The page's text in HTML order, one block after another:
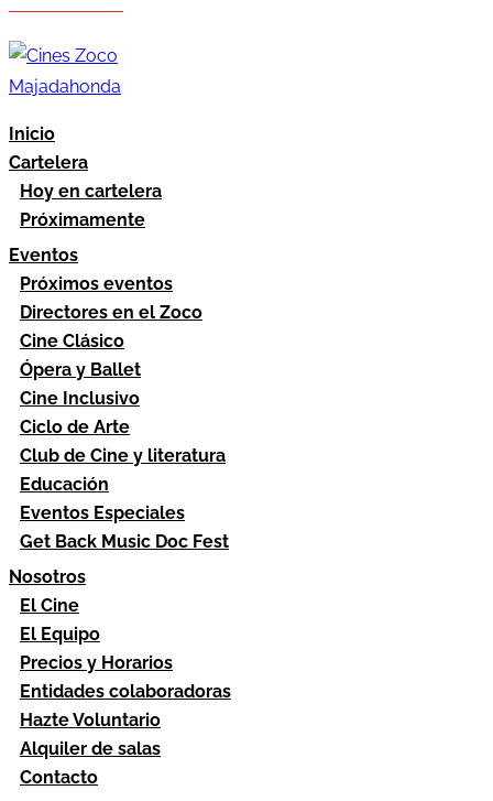
Inicio
Cartelera
Hoy en cartelera
Próximamente
Eventos
Próximos eventos
Directores en el Zoco
Cine Clásico
Ópera y Ballet
Cine Inclusivo
Ciclo de Arte
Club de Cine y literatura
Educación
Eventos Especiales
Get Back Music Doc Fest
Nosotros
El Cine
El Equipo
Precios y Horarios
Entidades colaboradoras
Hazte Voluntario
Alquiler de salas
Contacto